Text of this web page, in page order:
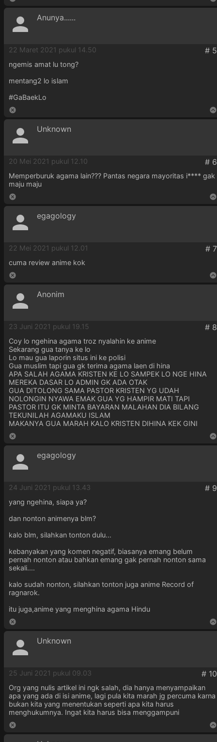
Anunya......
22 Maret 2021 pukul 14.50
ngemis amat lu tong?
mentang2 lo islam
#GaBaekLo
Unknown
20 Mei 2021 pukul 12.10
Memperburuk agama lain??? Pantas negara mayoritas i**** gak
maju maju
egagology
22 Mei 2021 pukul 12.01
cuma review anime kok
Anonim
23 Juni 2021 pukul 19.15
Coy lo ngehina agama troz nyalahin ke anime
Sekarang gua tanya ke lo
Lo mau gua laporin situs ini ke polisi
Gua muslim tapi gua gk terima agama laen di hina
APA SALAH AGAMA KRISTEN KE LO SAMPEK LO NGE HINA
MEREKA DASAR LO ADMIN GK ADA OTAK
GUA DITOLONG SAMA PASTOR KRISTEN YG UDAH
NOLONGIN NYAWA EMAK GUA YG HAMPIR MATI TAPI
PASTOR ITU GK MINTA BAYARAN MALAHAN DIA BILANG
TEKUNILAH AGAMAKU ISLAM
MAKANYA GUA MARAH KALO KRISTEN DIHINA KEK GINI
egagology
24 Juni 2021 pukul 13.43
yang ngehina, siapa ya?
dan nonton animenya blm?
kalo blm, silahkan tonton dulu...
kebanyakan yang komen negatif, biasanya emang belum
pernah nonton atau bahkan emang gak pernah nonton sama
sekali....
kalo sudah nonton, silahkan tonton juga anime Record of
ragnarok.
itu juga,anime yang menghina agama Hindu
Unknown
25 Juni 2021 pukul 09.03
Org yang nulis artikel ini ngk salah, dia hanya menyampaikan
apa yang ada di isi anime, lagi pula kita marah jg percuma karna
bukan kita yang menentukan seperti apa kita harus
menghukumnya. Ingat kita harus bisa menggampuni